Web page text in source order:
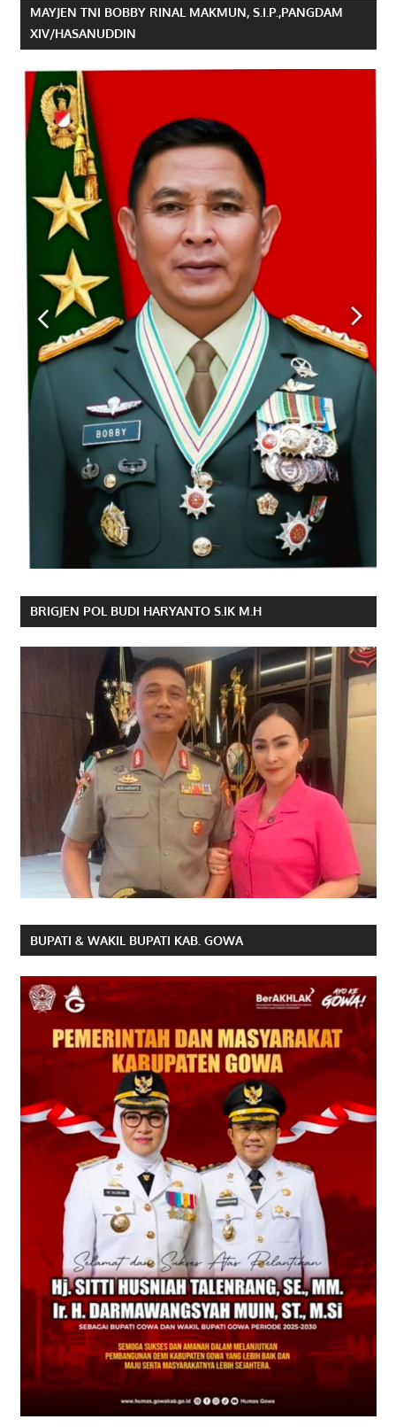
MAYJEN TNI BOBBY RINAL MAKMUN, S.I.P.,PANGDAM
XIV/HASANUDDIN
BRIGJEN POL BUDI HARYANTO S.IK M.H
BUPATI & WAKIL BUPATI KAB. GOWA